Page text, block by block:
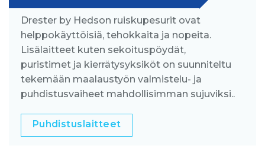
Drester by Hedson ruiskupesurit ovat
helppokäyttöisiä, tehokkaita ja nopeita.
Lisälaitteet kuten sekoituspöydät,
puristimet ja kierrätysyksiköt on suunniteltu
tekemään maalaustyön valmistelu- ja
puhdistusvaiheet mahdollisimman sujuviksi..
Puhdistuslaitteet